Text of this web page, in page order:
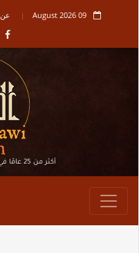
09 August 2026 عن
أكثر من 25 عامًا في خدمة تاريـخ وتراث مكة المكرمة